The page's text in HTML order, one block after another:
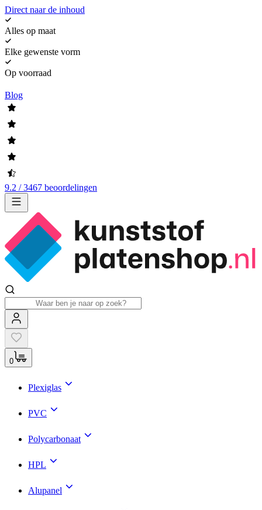
Direct naar de inhoud
Alles op maat
Elke gewenste vorm
Op voorraad
Blog
9.2 / 3467 beoordelingen
0
Plexiglas
PVC
Polycarbonaat
HPL
Alupanel